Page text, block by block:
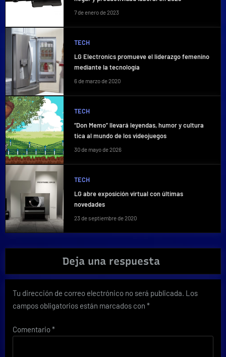
7 de enero de 2023
TECH
LG Electronics promueve el liderazgo femenino
mediante la tecnología
6 de marzo de 2020
TECH
“Don Memo” llevará leyendas, humor y cultura
tica al mundo de los videojuegos
30 de mayo de 2026
TECH
LG abre exposición virtual con últimas
novedades
23 de septiembre de 2020
Deja una respuesta
Tu dirección de correo electrónico no será publicada. Los
campos obligatorios están marcados con *
Comentario*